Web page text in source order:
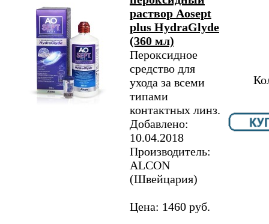
раствор Aosept
plus HydraGlyde
(360 мл)
Пероксидное
средство для
ухода за всеми
типами
контактных линз.
Добавлено:
10.04.2018
Производитель:
ALCON
(Швейцария)
Цена: 1460 руб.